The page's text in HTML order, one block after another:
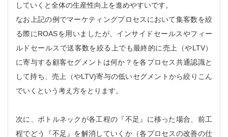
していくと全体の生産性向上を進めやすいです。
なお上記の例でマーケティングプロセスにおいて集客数を絞
る際にROASを用いましたが、インサイドセールスやフィー
ルドセールスで送客数を絞る上でも最終的に売上（やLTV）
に寄与する顧客セグメントは何か？を各プロセス共通認識と
して持ち、売上（やLTV)寄与の低いセグメントから絞りこん
でいくという考え方をとります。
次に、ボトルネックが各工程の『不足』に移った場合、前工
程でどう『不足』を解消していくか（各プロセスの改善の仕